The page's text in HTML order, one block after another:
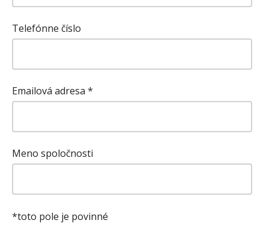
Telefónne číslo
Emailová adresa *
Meno spoločnosti
*toto pole je povinné